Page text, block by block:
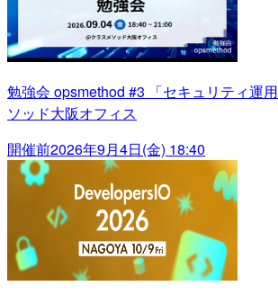
勉強会 opsmethod #3 「セキュリティ運
ソッド大阪オフィス
開催前2026年9月4日(金) 18:40